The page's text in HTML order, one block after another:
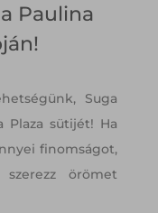
Paulina
Suga
Plaza sütijét! Ha
finomságot,
örömet